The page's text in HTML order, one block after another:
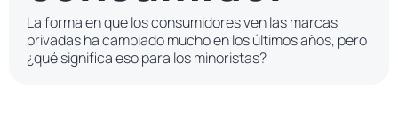
La forma en que los consumidores ven las marcas
privadas ha cambiado mucho en los últimos años, pero
¿qué significa eso para los minoristas?